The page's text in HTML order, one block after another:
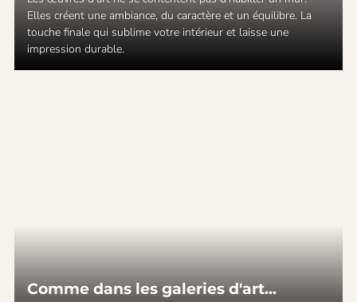
Elles créent une ambiance, du caractère et un équilibre. La
touche finale qui sublime votre intérieur et laisse une
impression durable.
Comme dans les galeries d'art...